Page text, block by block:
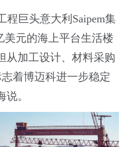
程巨头意大利Saipem集
美元的海上平台生活楼
从加工设计、材料采购
着博迈科进一步稳定
。